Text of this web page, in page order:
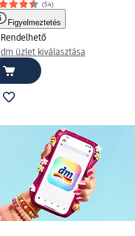
(54)
Figyelmeztetés
Rendelhető
dm üzlet kiválasztása